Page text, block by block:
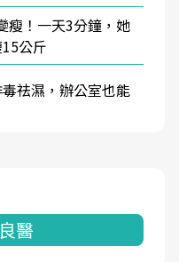
瘦！一天3分鐘，她
公斤
祛濕，辦公室也能
醫